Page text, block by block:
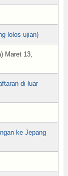
lolos ujian)
Maret 13,
di luar
ke Jepang